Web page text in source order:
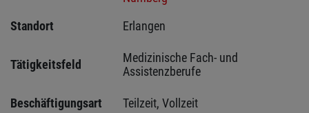
Standort
Erlangen
Tätigkeitsfeld
Medizinische Fach- und
Assistenzberufe
Beschäftigungsart Teilzeit, Vollzeit